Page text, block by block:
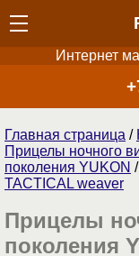
Интернет
Главная страница /
Прицелы ночного
поколения YUKON /
TACTICAL weaver
Прицелы
поколения